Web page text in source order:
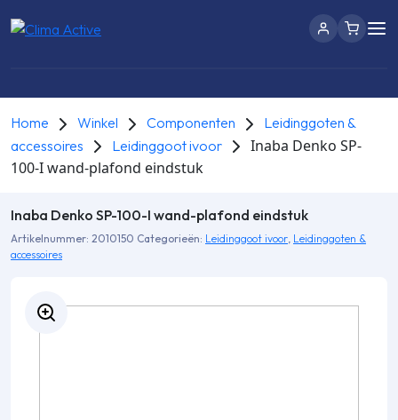
Home Winkel Componenten
Leidinggoten &
accessoires
Leidinggoot ivoor
Inaba Denko SP-
100-I wand-plafond eindstuk
Inaba Denko SP-100-I wand-plafond eindstuk
Artikelnummer: 2010150 Categorieën: Leidinggoot ivoor, Leidinggoten &
accessoires